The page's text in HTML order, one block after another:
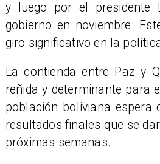
y luego por el presidente
gobierno en noviembre.
giro significativo en la
La contienda entre Paz y
reñida y determinante para
población boliviana espera
resultados finales que se
próximas semanas.